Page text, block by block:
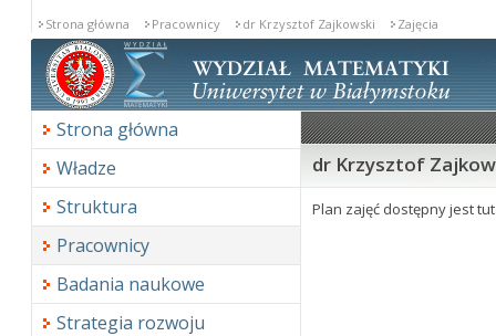
Strona główna Pracownicy dr Krzysztof Zajkowski Zajęcia
Strona główna
Władze
Struktura
Pracownicy
Badania naukowe
Strategia rozwoju
dr Krzysztof
Plan zajęć dostępny jest